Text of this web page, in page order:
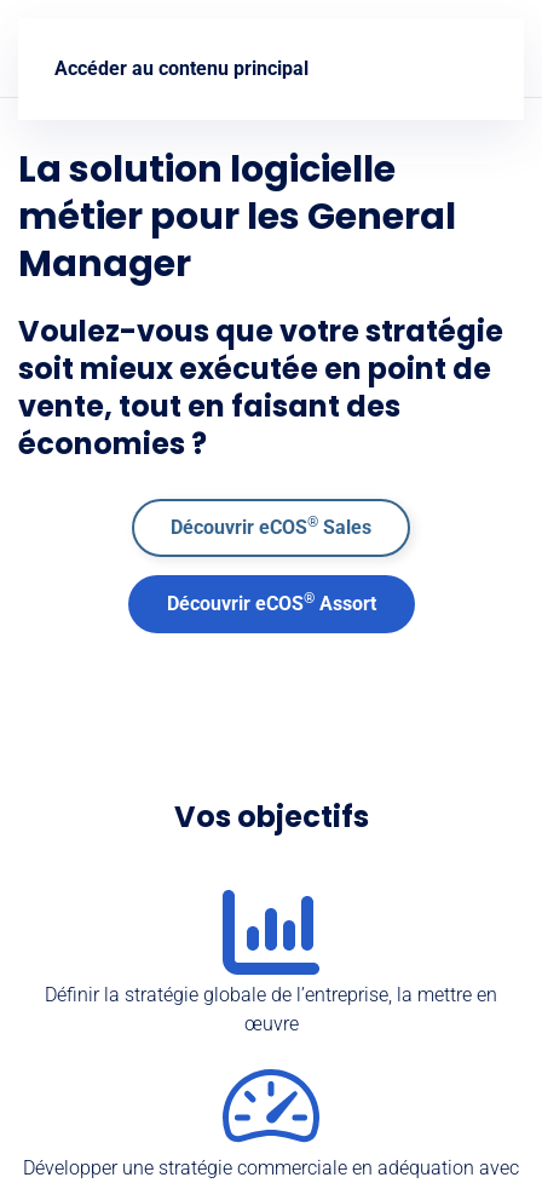
Accéder au contenu principal
La solution logicielle
métier pour les General
Manager
Voulez-vous que votre stratégie
soit mieux exécutée en point de
vente, tout en faisant des
économies ?
Découvrir eCOS® Sales
Découvrir eCOS®Assort
Vos objectifs
Définir la stratégie globale de l’entreprise, la mettre en
œuvre
Développer une stratégie commerciale en adéquation avec